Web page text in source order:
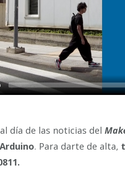
día de las noticias del
Arduino. Para darte de alta,